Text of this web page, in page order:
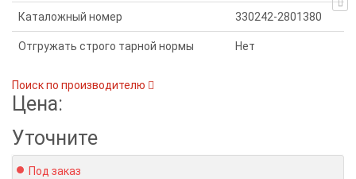
Каталожный номер 330242-2801380
Отгружать строго тарной нормы Нет
Поиск по производителю
Цена:
Уточните
Под заказ